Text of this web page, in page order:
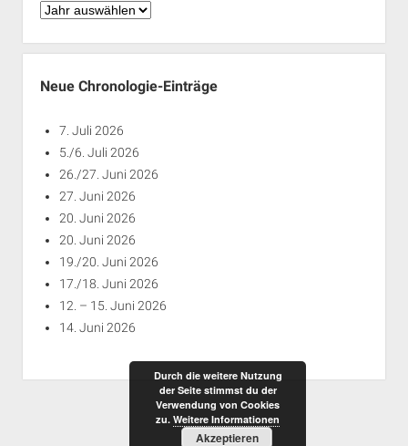
Chronologie
Jahren
Neue Chronologie-Einträge
7. Juli 2026
5./6. Juli 2026
26./27. Juni 2026
27. Juni 2026
20. Juni 2026
20. Juni 2026
19./20. Juni 2026
17./18. Juni 2026
12. – 15. Juni 2026
14. Juni 2026
Durch die weitere Nutzung
der Seite stimmst du der
Verwendung von Cookies
zu. Weitere Informationen
Akzeptieren